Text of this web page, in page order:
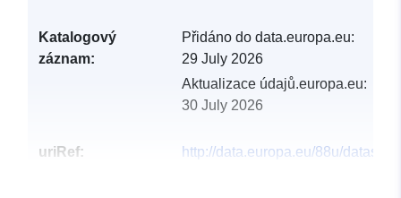
Katalogový
záznam:
Přidáno do data.europa.eu:
29 July 2026
Aktualizace údajů.europa.eu:
30 July 2026
uriRef:
http://data.europa.eu/88u/dataset/